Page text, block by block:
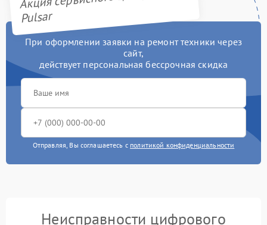
Pulsar
При оформлении заявки на ремонт техники через
сайт,
действует персональная бессрочная скидка
Отправляя, Вы соглашаетесь с политикой конфиденциальности
Неисправности цифрового